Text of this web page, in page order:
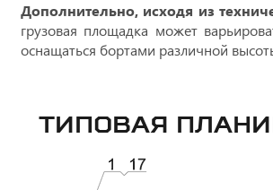
Дополнительно, исходя из
грузовая площадка может
оснащаться бортами различной
ТИПОВАЯ